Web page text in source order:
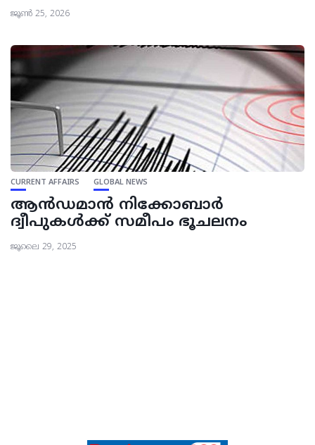
ജൂൺ 25, 2026
CURRENT AFFAIRS GLOBAL NEWS
ആൻഡമാന്‍ നിക്കോബാര്‍
ദ്വീപുകള്‍ക്ക് സമീപം ഭൂചലനം
ജൂലൈ 29, 2025